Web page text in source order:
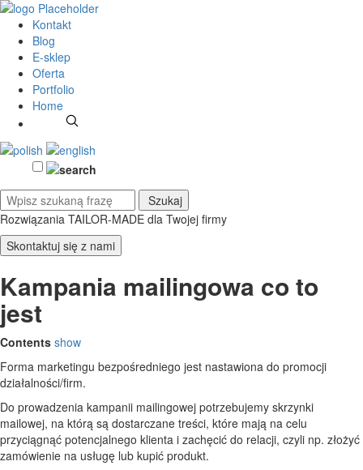
Kontakt
Blog
E-sklep
Oferta
Portfolio
Home
Rozwiązania TAILOR-MADE dla Twojej firmy
Skontaktuj się z nami
Kampania mailingowa co to
jest
Contents show
Forma marketingu bezpośredniego jest nastawiona do promocji
działalności/firm.
Do prowadzenia kampanii mailingowej potrzebujemy skrzynki
mailowej, na którą są dostarczane treści, które mają na celu
przyciągnąć potencjalnego klienta i zachęcić do relacji, czyli np. złożyć
zamówienie na usługę lub kupić produkt.